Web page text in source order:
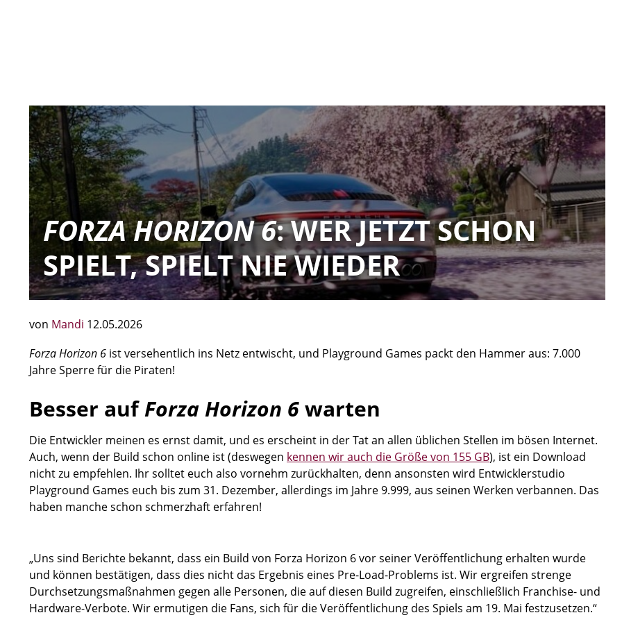
FORZA HORIZON 6: WER JETZT SCHON
SPIELT, SPIELT NIE WIEDER
von Mandi 12.05.2026
Forza Horizon 6 ist versehentlich ins Netz entwischt, und Playground Games packt den Hammer aus: 7.000
Jahre Sperre für die Piraten!
Besser aufForza Horizon 6warten
Die Entwickler meinen es ernst damit, und es erscheint in der Tat an allen üblichen Stellen im bösen Internet.
Auch, wenn der Build schon online ist (deswegen kennen wir auch die Größe von 155 GB), ist ein Download
nicht zu empfehlen. Ihr solltet euch also vornehm zurückhalten, denn ansonsten wird Entwicklerstudio
Playground Games euch bis zum 31. Dezember, allerdings im Jahre 9.999, aus seinen Werken verbannen. Das
haben manche schon schmerzhaft erfahren!
„Uns sind Berichte bekannt, dass ein Build von Forza Horizon 6 vor seiner Veröffentlichung erhalten wurde
und können bestätigen, dass dies nicht das Ergebnis eines Pre-Load-Problems ist. Wir ergreifen strenge
Durchsetzungsmaßnahmen gegen alle Personen, die auf diesen Build zugreifen, einschließlich Franchise- und
Hardware-Verbote. Wir ermutigen die Fans, sich für die Veröffentlichung des Spiels am 19. Mai festzusetzen.“